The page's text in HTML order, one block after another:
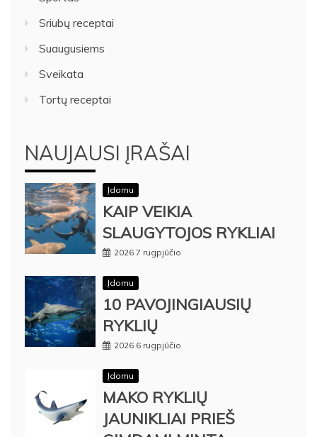
Sriubų receptai
Suaugusiems
Sveikata
Tortų receptai
NAUJAUSI ĮRAŠAI
Įdomu
KAIP VEIKIA
SLAUGYTOJOS RYKLIAI
2026 7 rugpjūčio
Įdomu
10 PAVOJINGIAUSIŲ
RYKLIŲ
2026 6 rugpjūčio
Įdomu
MAKO RYKLIŲ
JAUNIKLIAI PRIEŠ